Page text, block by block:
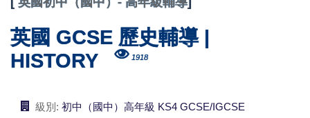
英國 GCSE 歷史輔導 |
HISTORY
1918
級別: 初中（國中）高年級 KS4 GCSE/IGCSE